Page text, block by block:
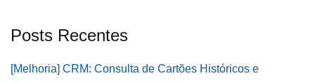
Posts Recentes
[Melhoria] CRM: Consulta de Cartões Históricos e